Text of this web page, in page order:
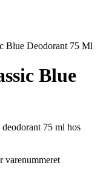
Blue Deodorant 75 Ml
Blue
75 ml hos
varenummeret